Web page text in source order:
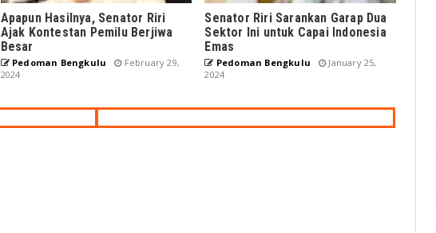
Apapun Hasilnya, Senator Riri
Ajak Kontestan Pemilu Berjiwa
Besar
Pedoman Bengkulu
February 29,
2024
Senator Riri Sarankan Garap Dua
Sektor Ini untuk Capai Indonesia
Emas
Pedoman Bengkulu
January 25,
2024